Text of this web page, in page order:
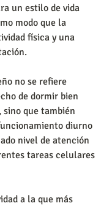
un estilo de vida
modo que la
física y una
no se refiere
de dormir bien
que también
diurno
nivel de atención
tareas celulares
a la que más